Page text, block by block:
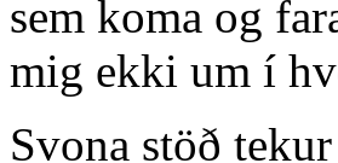
sem koma og
mig ekki um í
Svona stöð